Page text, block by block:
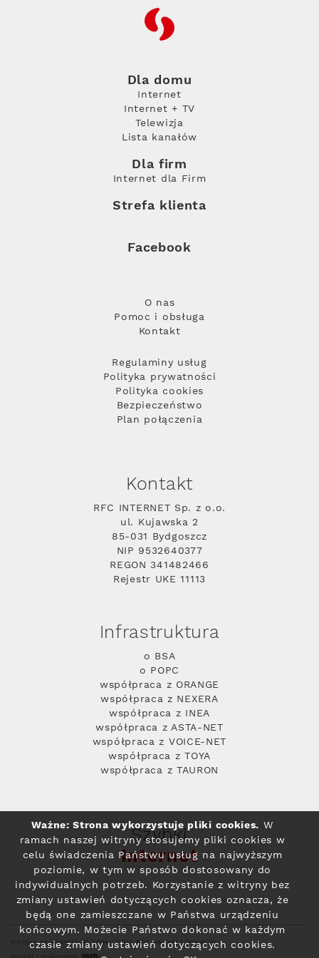
RFC
Dla domu
Internet
Internet + TV
Telewizja
Lista kanałów
Dla firm
Internet dla Firm
Strefa klienta
Facebook
O nas
Pomoc i obsługa
Kontakt
Regulaminy usług
Polityka prywatności
Polityka cookies
Bezpieczeństwo
Plan połączenia
Kontakt
RFC INTERNET Sp. z o.o.
ul. Kujawska 2
85-031 Bydgoszcz
NIP 9532640377
REGON 341482466
Rejestr UKE 11113
Infrastruktura
o BSA
o POPC
współpraca z ORANGE
współpraca z NEXERA
współpraca z INEA
współpraca z ASTA-NET
współpraca z VOICE-NET
współpraca z TOYA
współpraca z TAURON
Szybki
Internet
Polityka prywatności© 2004 - 2026 RFC Internet i Telewizja
Ważne: Strona wykorzystuje pliki cookies. W
ramach naszej witryny stosujemy pliki cookies w
celu świadczenia Państwu usług na najwyższym
poziomie, w tym w sposób dostosowany do
indywidualnych potrzeb. Korzystanie z witryny bez
zmiany ustawień dotyczących cookies oznacza, że
będą one zamieszczane w Państwa urządzeniu
końcowym. Możecie Państwo dokonać w każdym
czasie zmiany ustawień dotyczących cookies.